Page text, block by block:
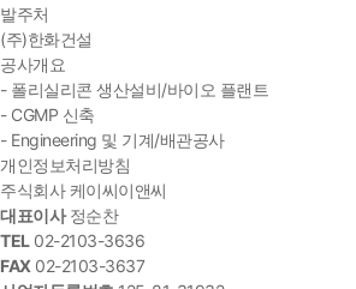
발주처
(주)한화건설
공사개요
- 폴리실리콘 생산설비/바이오 플랜트
- CGMP 신축
- Engineering 및 기계/배관공사
개인정보처리방침
주식회사 케이씨이앤씨
대표이사정순찬
TEL02-2103-3636
FAX 02-2103-3637